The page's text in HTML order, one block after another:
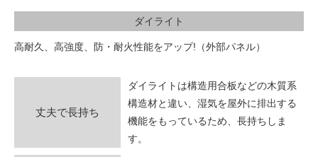
ダイライト
高耐久、高強度、防・耐火性能をアップ!（外部パネル）
丈夫で長持ち
ダイライトは構造用合板などの木質系
構造材と違い、湿気を屋外に排出する
機能をもっているため、長持ちしま
す。